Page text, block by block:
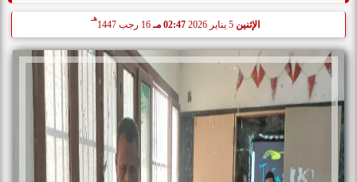
الإثنين 02:47 مـ 16 رجب 1447
هـ